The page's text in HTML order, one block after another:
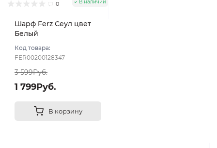
0 В наличии
Шарф Ferz Сеул цвет
Белый
Код товара:
FER00200128347
3 599Руб.
1 799Руб.
В корзину